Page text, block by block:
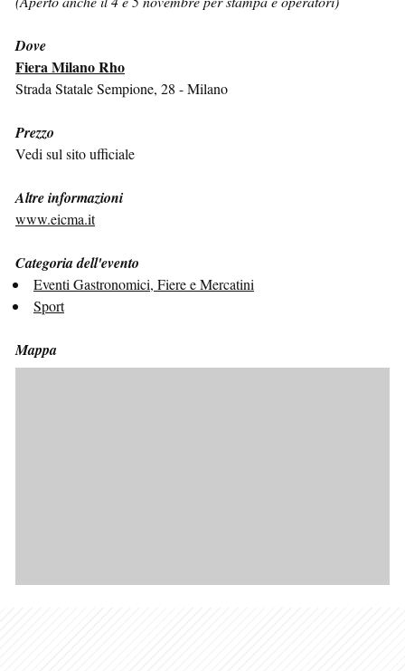
Dove
Fiera Milano Rho
Strada Statale Sempione, 28 - Milano
Prezzo
Vedi sul sito ufficiale
Altre informazioni
www.eicma.it
Categoria dell'evento
Eventi Gastronomici, Fiere e Mercatini
Sport
Mappa